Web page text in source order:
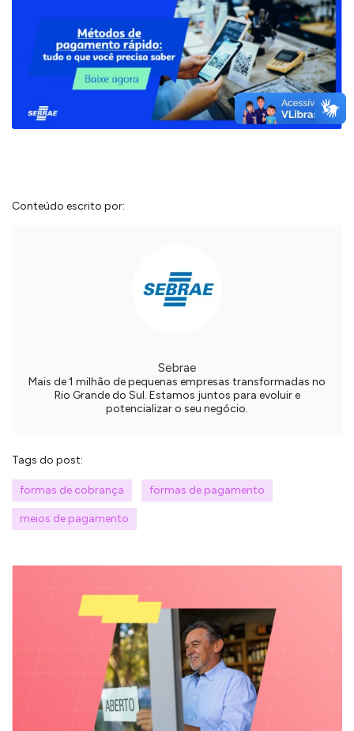
Conteúdo escrito por:
Sebrae
Mais de 1 milhão de pequenas empresas transformadas no
Rio Grande do Sul. Estamos juntos para evoluir e
potencializar o seu negócio.
Tags do post:
formas de cobrança formas de pagamento
meios de pagamento